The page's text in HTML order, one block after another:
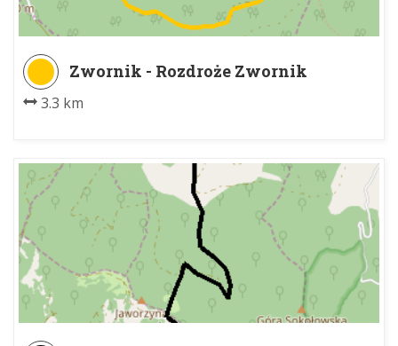
Zwornik - Rozdroże Zwornik
3.3 km